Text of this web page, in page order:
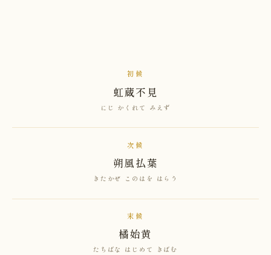
初候
虹蔵不見
にじ かくれて みえず
次候
朔風払葉
きたかぜ このはを はらう
末候
橘始黄
たちばな はじめて きばむ